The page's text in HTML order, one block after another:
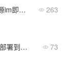
2026年最值得关注的5个开源im即时通信系统推荐 263
私有化企业IM哪个好用？从部署到运维全面评测 73